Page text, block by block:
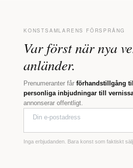
KONSTSAMLARENS FÖRSPRÅNG
Var först när nya
anländer.
Prenumeranter får förhandstillgång
personliga inbjudningar till
annonserar offentligt.
Inga erbjudanden. Bara konst som faktiskt